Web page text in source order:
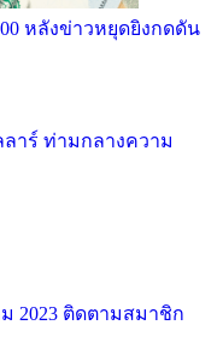
หลังข่าวหยุดยิงกดดัน
าร์ ท่ามกลางความ
2023 ติดตามสมาชิก